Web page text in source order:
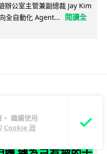
繼續使用
Cookie 政
公室主管兼副總裁 Jay Kim
全自動化 Agent...
閱讀全